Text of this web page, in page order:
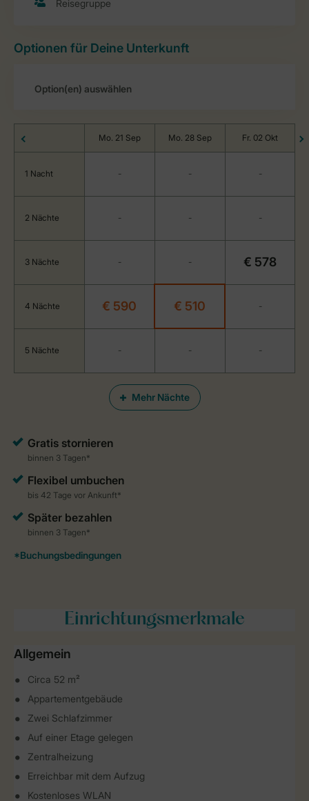
Optionen für Deine Unterkunft
Mehr Nächte
Mo. 21 Sep Mo. 28 Sep Fr. 02 Okt
1 Nacht - - -
2 Nächte - - -
3 Nächte - - € 578
4 Nächte € 590 € 510 -
5 Nächte - - -
Einrichtungsmerkmale
Allgemein
Circa 52 m²
Appartementgebäude
Zwei Schlafzimmer
Auf einer Etage gelegen
Zentralheizung
Erreichbar mit dem Aufzug
Kostenloses WLAN